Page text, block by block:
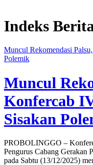
Indeks
Muncul Rekomendasi
Polemik
Muncul
Konfercab
Sisakan
PROBOLINGGO –
Pengurus Cabang Gerakan
pada Sabtu (13/12/2025)